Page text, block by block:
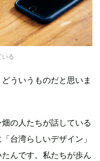
いる
ういうものだと思いま
の人たちが話している
台湾らしいデザイン」
んです。私たちが歩ん